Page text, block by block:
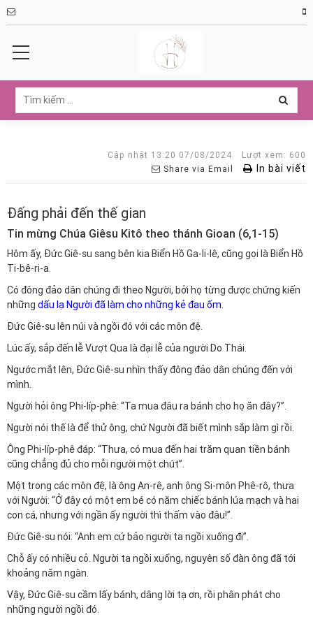
Cập nhật 13:20 07/08/2024
Lượt xem: 600
Share via Email
In bài viết
Đấng phải đến thế gian
Tin mừng Chúa Giêsu Kitô theo thánh Gioan (6,1-15)
Hôm ấy, Đức Giê-su sang bên kia Biển Hồ Ga-li-lê, cũng gọi là Biển Hồ
Ti-bê-ri-a.
Có đông đảo dân chúng đi theo Người, bởi họ từng được chứng kiến
những dấu lạ Người đã làm cho những kẻ đau ốm.
Đức Giê-su lên núi và ngồi đó với các môn đệ.
Lúc ấy, sắp đến lễ Vượt Qua là đại lễ của người Do Thái.
Ngước mắt lên, Đức Giê-su nhìn thấy đông đảo dân chúng đến với
mình.
Người hỏi ông Phi-líp-phê: “Ta mua đâu ra bánh cho họ ăn đây?”.
Người nói thế là để thử ông, chứ Người đã biết mình sắp làm gì rồi.
Ông Phi-líp-phê đáp: “Thưa, có mua đến hai trăm quan tiền bánh
cũng chẳng đủ cho mỗi người một chút”.
Một trong các môn đệ, là ông An-rê, anh ông Si-môn Phê-rô, thưa
với Người: “Ở đây có một em bé có năm chiếc bánh lúa mạch và hai
con cá, nhưng với ngần ấy người thì thấm vào đâu!”.
Đức Giê-su nói: “Anh em cứ bảo người ta ngồi xuống đi”.
Chỗ ấy có nhiều cỏ. Người ta ngồi xuống, nguyên số đàn ông đã tới
khoảng năm ngàn.
Vậy, Đức Giê-su cầm lấy bánh, dâng lời tạ ơn, rồi phân phát cho
những người ngồi đó.